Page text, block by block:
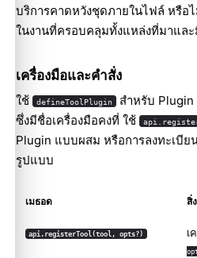
บริการคาดหวังชุดภายในไฟล์ หรือ
ในงานที่ครอบคลุมทั้งแหล่งที่มาแล
เครื่องมือและคำสั่ง
ใช้ defineToolPlugin สำหรับ Plugin
ซึ่งมีชื่อเครื่องมือคงที่ ใช้
Plugin แบบผสม หรือการลงทะเบีย
รูปแบบ
เมธอด สิ่
api.registerTool(tool, opts?) เ